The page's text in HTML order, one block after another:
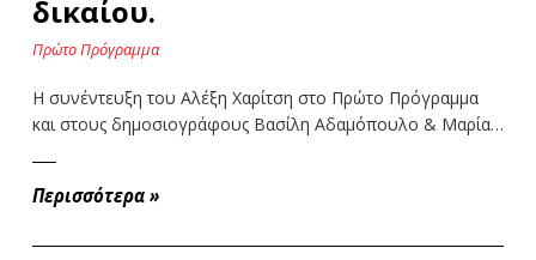
δικαίου.
Πρώτο Πρόγραμμα
Η συνέντευξη του Αλέξη Χαρίτση στο Πρώτο Πρόγραμμα
και στους δημοσιογράφους Βασίλη Αδαμόπουλο & Μαρία…
Περισσότερα »